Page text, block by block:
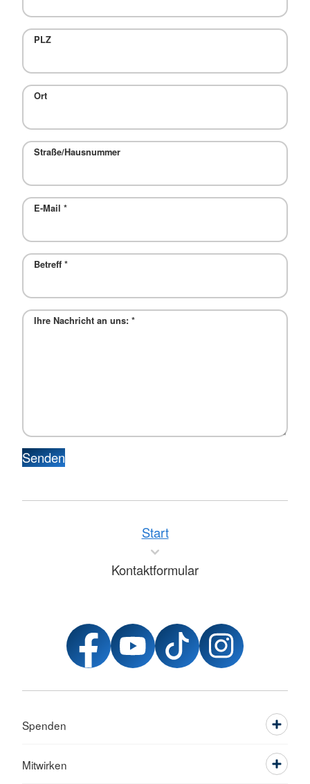
PLZ
Ort
Straße/Hausnummer
E-Mail *
Betreff *
Ihre Nachricht an uns: *
Senden
Start
Kontaktformular
Spenden
Mitwirken